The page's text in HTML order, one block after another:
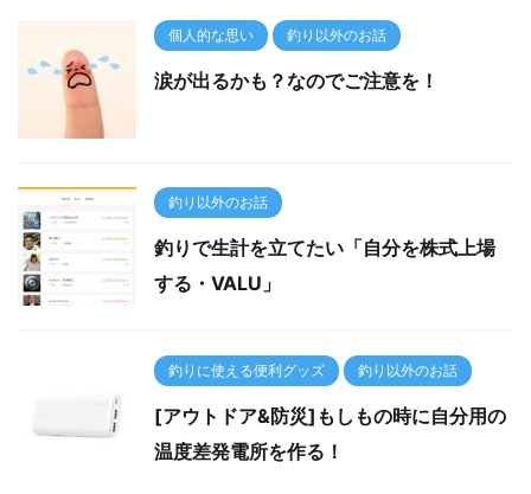
個人的な思い 釣り以外のお話
涙が出るかも？なのでご注意を！
釣り以外のお話
釣りで生計を立てたい「自分を株式上場
する・VALU」
釣りに使える便利グッズ 釣り以外のお話
[アウトドア&防災]もしもの時に自分用の
温度差発電所を作る！